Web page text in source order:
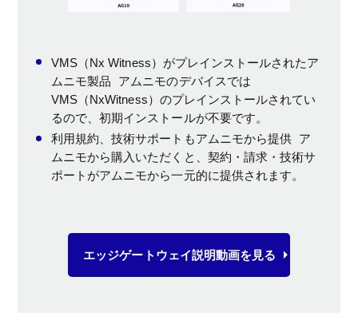
VMS（Nx Witness）がプレインストールされたア
ムニモ製品 アムニモのデバイスでは
VMS（NxWitness）のプレインストールされてい
るので、初期インストールが不要です。
利用規約、技術サポートもアムニモから提供 ア
ムニモから購入いただくと、契約・請求・技術サ
ポートがアムニモから一元的に提供されます。
エッジゲートウェイ説明動画を見る